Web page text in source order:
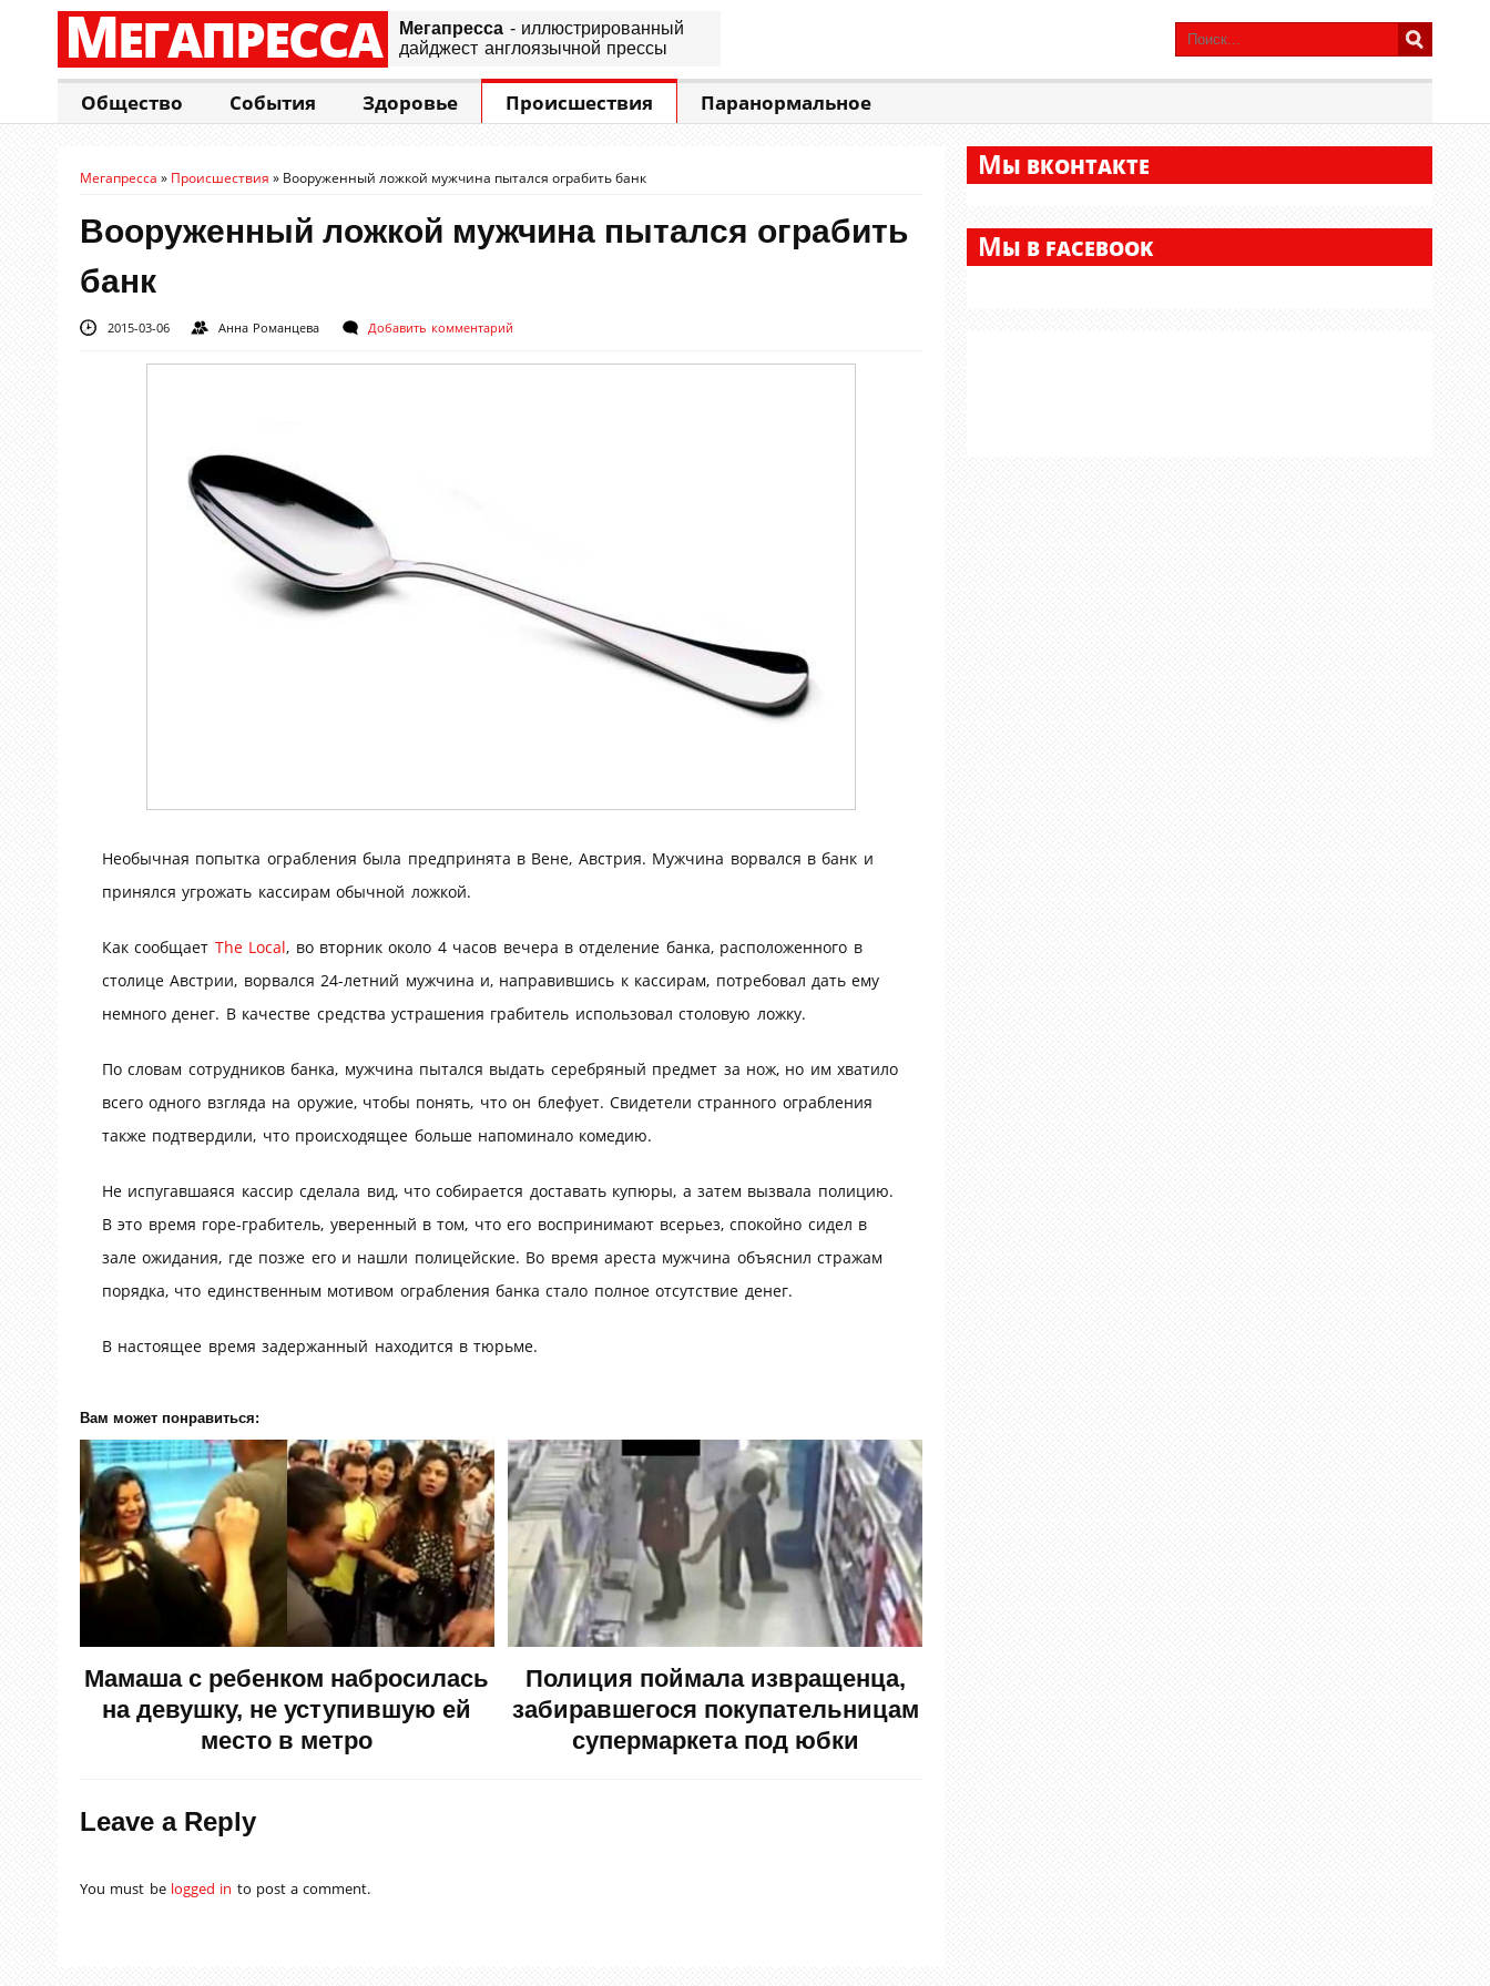
МЕГАПРЕССА Мегапресса - иллюстрированный
дайджест англоязычной прессы
Общество События Здоровье Происшествия Паранормальное
Мегапресса » Происшествия » Вооруженный ложкой мужчина пытался ограбить банк
Вооруженный ложкой мужчина пытался ограбить
банк
2015-03-06 Анна Романцева Добавить комментарий
Необычная попытка ограбления была предпринята в Вене, Австрия. Мужчина ворвался в банк и
принялся угрожать кассирам обычной ложкой.
Как сообщает The Local, во вторник около 4 часов вечера в отделение банка, расположенного в
столице Австрии, ворвался 24-летний мужчина и, направившись к кассирам, потребовал дать ему
немного денег. В качестве средства устрашения грабитель использовал столовую ложку.
По словам сотрудников банка, мужчина пытался выдать серебряный предмет за нож, но им хватило
всего одного взгляда на оружие, чтобы понять, что он блефует. Свидетели странного ограбления
также подтвердили, что происходящее больше напоминало комедию.
Не испугавшаяся кассир сделала вид, что собирается доставать купюры, а затем вызвала полицию.
В это время горе-грабитель, уверенный в том, что его воспринимают всерьез, спокойно сидел в
зале ожидания, где позже его и нашли полицейские. Во время ареста мужчина объяснил стражам
порядка, что единственным мотивом ограбления банка стало полное отсутствие денег.
В настоящее время задержанный находится в тюрьме.
Вам может понравиться:
Мамаша с ребенком набросилась
на девушку, не уступившую ей
место в метро
Полиция поймала извращенца,
забиравшегося покупательницам
супермаркета под юбки
Leave a Reply
You must be logged in to post a comment.
МЫ ВКОНТАКТЕ
МЫ В FACEBOOK